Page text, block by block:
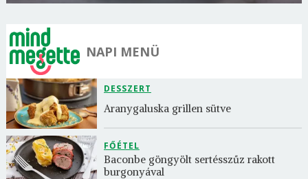
NAPI MENÜ
DESSZERT
Aranygaluska grillen sütve
FŐÉTEL
Baconbe göngyölt sertésszűz rakott
burgonyával